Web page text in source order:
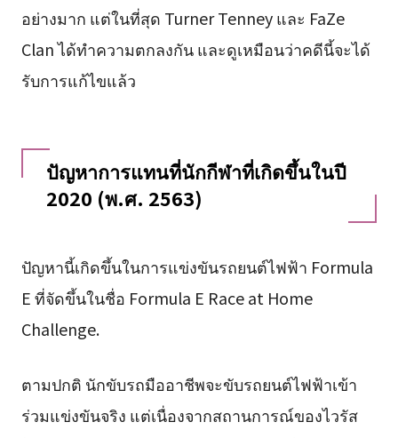
อย่างมาก แต่ในที่สุด Turner Tenney และ FaZe
Clan ได้ทำความตกลงกัน และดูเหมือนว่าคดีนี้จะได้
รับการแก้ไขแล้ว
ปัญหาการแทนที่นักกีฬาที่เกิดขึ้นในปี
2020 (พ.ศ. 2563)
ปัญหานี้เกิดขึ้นในการแข่งขันรถยนต์ไฟฟ้า Formula
E ที่จัดขึ้นในชื่อ Formula E Race at Home
Challenge.
ตามปกติ นักขับรถมืออาชีพจะขับรถยนต์ไฟฟ้าเข้า
ร่วมแข่งขันจริง แต่เนื่องจากสถานการณ์ของไวรัส